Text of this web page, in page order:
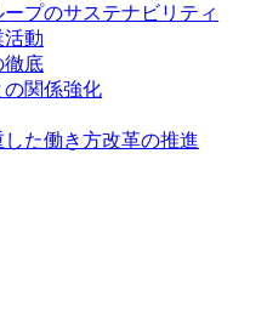
プのサステナビリティ
動
徹底
の関係強化
た働き方改革の推進